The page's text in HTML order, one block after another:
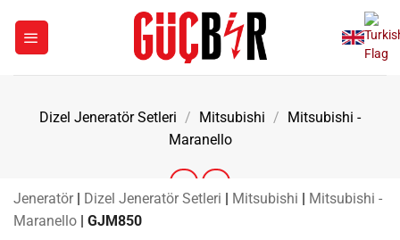
Dizel Jeneratör Setleri / Mitsubishi / Mitsubishi -
Maranello
Jeneratör | Dizel Jeneratör Setleri | Mitsubishi | Mitsubishi -
Maranello | GJM850